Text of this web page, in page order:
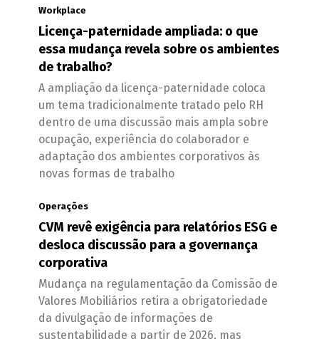
Workplace
Licença-paternidade ampliada: o que
essa mudança revela sobre os ambientes
de trabalho?
A ampliação da licença-paternidade coloca
um tema tradicionalmente tratado pelo RH
dentro de uma discussão mais ampla sobre
ocupação, experiência do colaborador e
adaptação dos ambientes corporativos às
novas formas de trabalho
Operações
CVM revê exigência para relatórios ESG e
desloca discussão para a governança
corporativa
Mudança na regulamentação da Comissão de
Valores Mobiliários retira a obrigatoriedade
da divulgação de informações de
sustentabilidade a partir de 2026, mas